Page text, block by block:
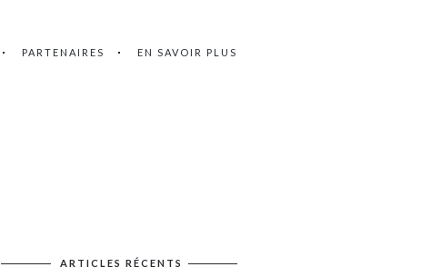
PARTENAIRES EN SAVOIR PLUS
ARTICLES RÉCENTS